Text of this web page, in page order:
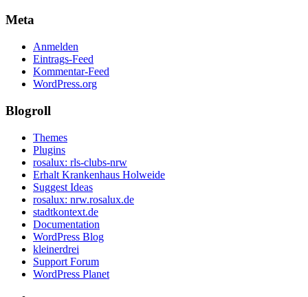
Meta
Anmelden
Eintrags-Feed
Kommentar-Feed
WordPress.org
Blogroll
Themes
Plugins
rosalux: rls-clubs-nrw
Erhalt Krankenhaus Holweide
Suggest Ideas
rosalux: nrw.rosalux.de
stadtkontext.de
Documentation
WordPress Blog
kleinerdrei
Support Forum
WordPress Planet